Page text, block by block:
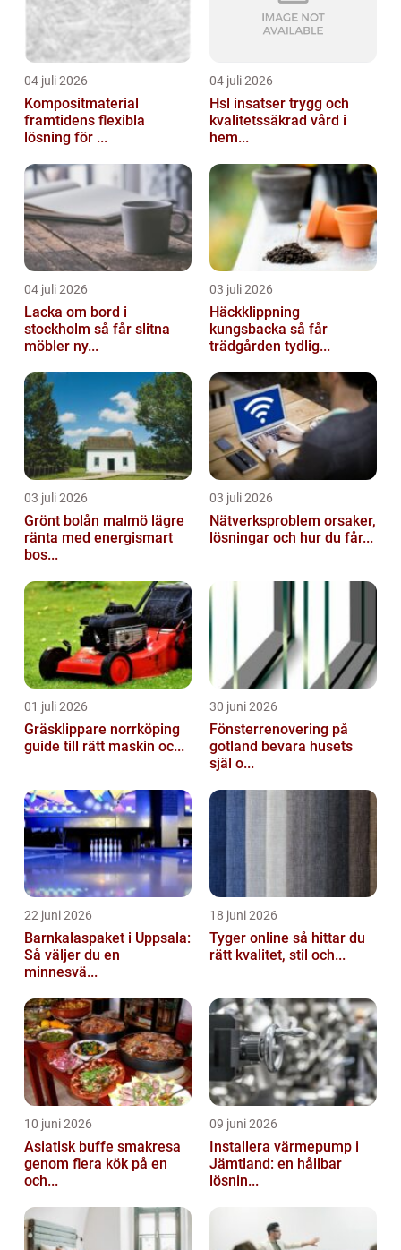
04 juli 2026
Kompositmaterial
framtidens flexibla
lösning för ...
04 juli 2026
Hsl insatser trygg och
kvalitetssäkrad vård i
hem...
04 juli 2026
Lacka om bord i
stockholm så får slitna
möbler ny...
03 juli 2026
Häckklippning
kungsbacka så får
trädgården tydlig...
03 juli 2026
Grönt bolån malmö lägre
ränta med energismart
bos...
03 juli 2026
Nätverksproblem orsaker,
lösningar och hur du får...
01 juli 2026
Gräsklippare norrköping
guide till rätt maskin oc...
30 juni 2026
Fönsterrenovering på
gotland bevara husets
själ o...
22 juni 2026
Barnkalaspaket i Uppsala:
Så väljer du en
minnesvä...
18 juni 2026
Tyger online så hittar du
rätt kvalitet, stil och...
10 juni 2026
Asiatisk buffe smakresa
genom flera kök på en
och...
09 juni 2026
Installera värmepump i
Jämtland: en hållbar
lösnin...